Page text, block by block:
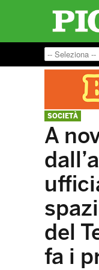
SOCIETÀ
A
del
fa i